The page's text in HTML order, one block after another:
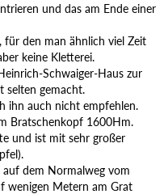
und das am Ende einer
für den man ähnlich viel Zeit
keine Kletterei.
Schwaiger-Haus zur
selten gemacht.
ihn auch nicht empfehlen.
Bratschenkopf 1600Hm.
und ist mit sehr großer
dem Normalweg vom
wenigen Metern am Grat